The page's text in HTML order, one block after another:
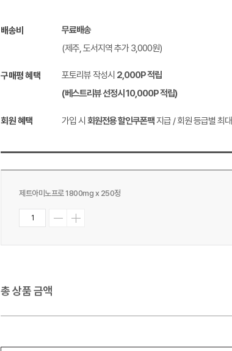
배송비
무료배송
(제주, 도서지역 추가3,000원)
구매평 혜택 포토리뷰 작성시 2,000P적립
(베스트리뷰 선정시 10,000P적립)
회원 혜택 가입 시 회원전용 할인쿠폰팩지급 / 회원 등급별 최대
제트아미노프로 1800mg x 250정
총 상품 금액